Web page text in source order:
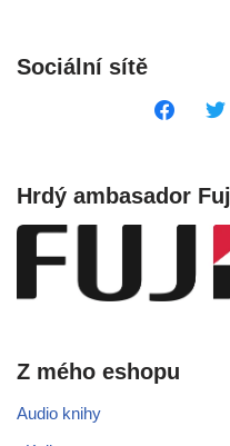
Sociální sítě
Hrdý ambasador
Z mého eshopu
Audio knihy